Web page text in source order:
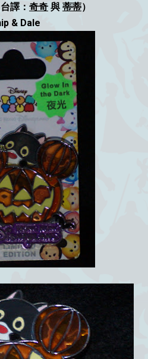
台譯： 奇奇 與 蒂蒂）
& Dale